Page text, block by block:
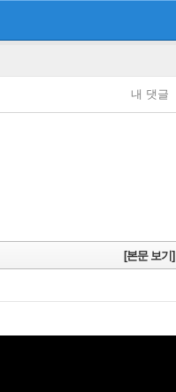
내 댓글
[본문 보기]